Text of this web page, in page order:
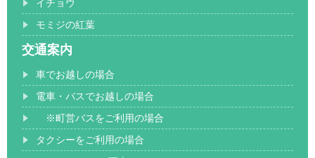
イチョウ
モミジの紅葉
交通案内
車でお越しの場合
電車・バスでお越しの場合
※町営バスをご利用の場合
タクシーをご利用の場合